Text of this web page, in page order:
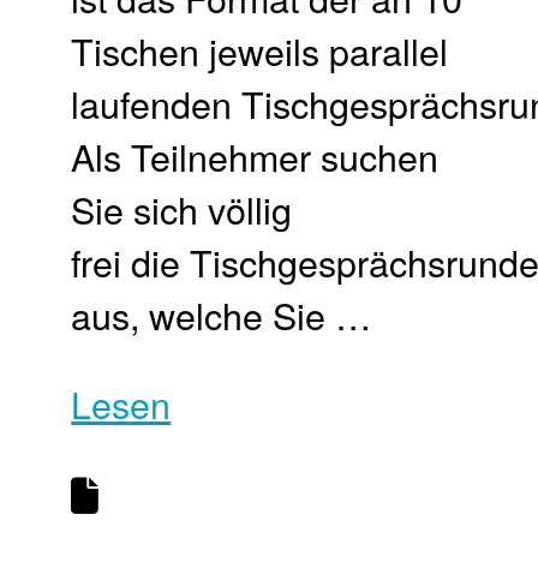
Tischen jeweils parallel
laufenden
Als Teilnehmer suchen
Sie sich völlig
frei die
aus, welche Sie …
Lesen